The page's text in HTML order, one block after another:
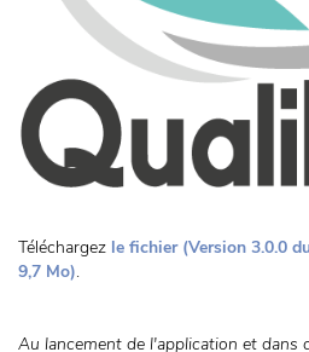
Téléchargez le fichier (Version 3.0.0
9,7 Mo).
Au lancement de l'application et dans